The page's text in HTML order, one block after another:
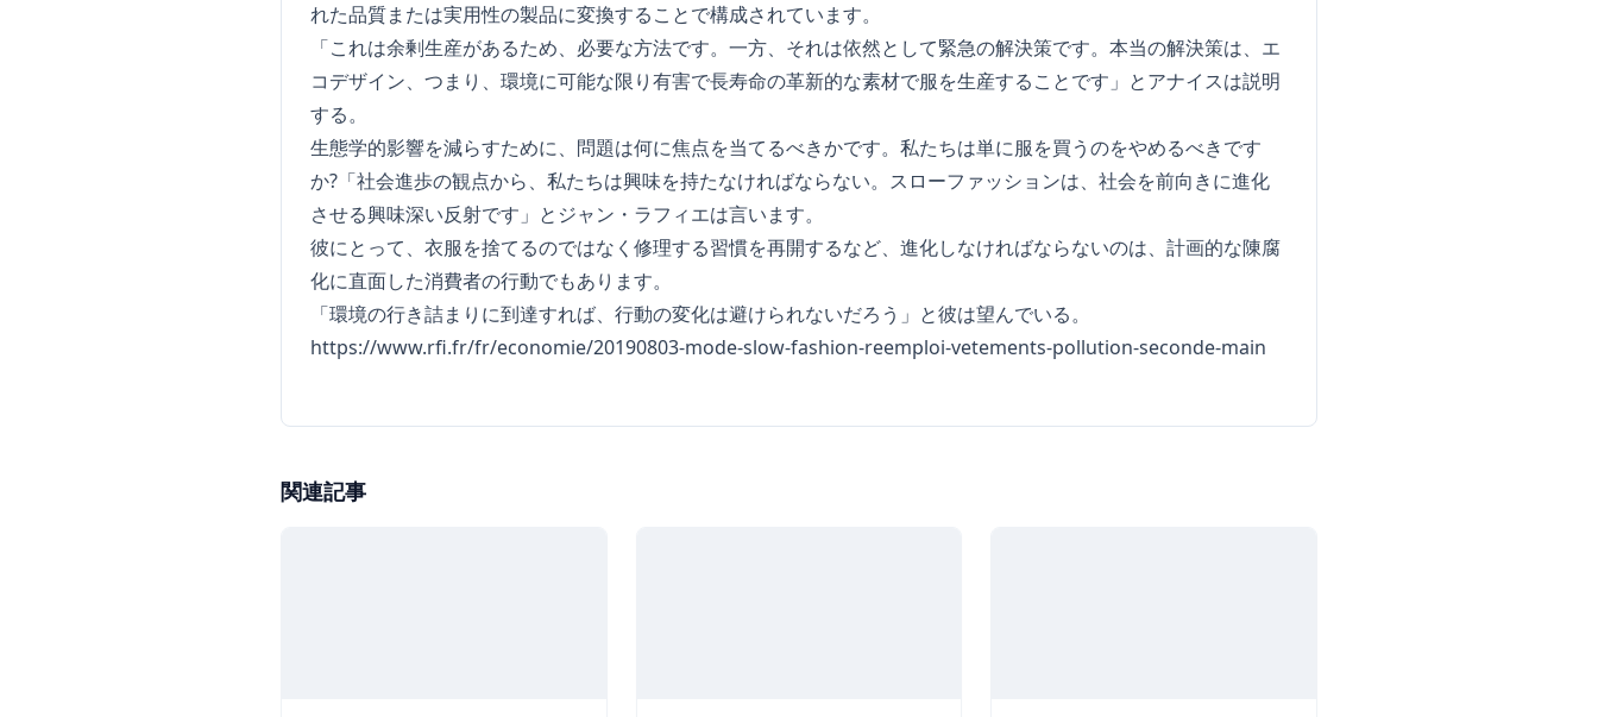
れた品質または実用性の製品に変換することで構成されています。
「これは余剰生産があるため、必要な方法です。一方、それは依然として緊急の解決策です。本当の解決策は、エ
コデザイン、つまり、環境に可能な限り有害で長寿命の革新的な素材で服を生産することです」とアナイスは説明
する。
生態学的影響を減らすために、問題は何に焦点を当てるべきかです。私たちは単に服を買うのをやめるべきです
か?「社会進歩の観点から、私たちは興味を持たなければならない。スローファッションは、社会を前向きに進化
させる興味深い反射です」とジャン・ラフィエは言います。
彼にとって、衣服を捨てるのではなく修理する習慣を再開するなど、進化しなければならないのは、計画的な陳腐
化に直面した消費者の行動でもあります。
「環境の行き詰まりに到達すれば、行動の変化は避けられないだろう」と彼は望んでいる。
https://www.rfi.fr/fr/economie/20190803-mode-slow-fashion-reemploi-vetements-pollution-seconde-main
関連記事